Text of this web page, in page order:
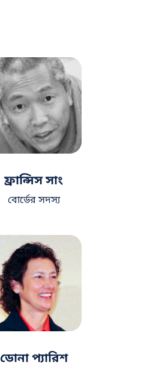
ফ্রান্সিস সাং
বোর্ডের সদস্য
ডোনা প্যারিশ